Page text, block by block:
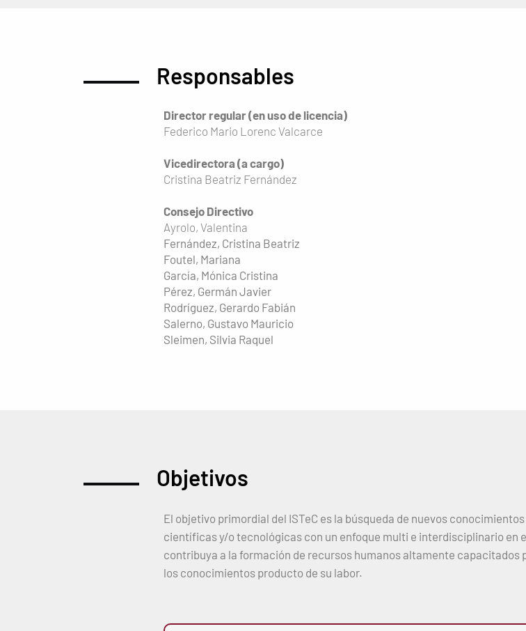
Responsables
Director regular (en uso de licencia)
Federico Mario Lorenc Valcarce
Vicedirectora (a cargo)
Cristina Beatriz Fernández
Consejo Directivo
Ayrolo, Valentina
Fernández, Cristina Beatriz
Foutel, Mariana
García, Mónica Cristina
Pérez, Germán Javier
Rodríguez, Gerardo Fabián
Salerno, Gustavo Mauricio
Sleimen, Silvia Raquel
Objetivos
El objetivo primordial del ISTeC es la búsqueda de nuevos
científicas y/o tecnológicas con un enfoque multi e interdisciplinario en
contribuya a la formación de recursos humanos altamente
los conocimientos producto de su labor.